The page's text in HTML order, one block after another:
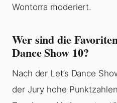
Wontorra moderiert.
Wer sind die
Dance Show 10?
Nach der Let’s Dance
der Jury hohe